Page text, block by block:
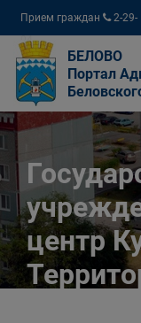
Прием граждан
2-29-
04
БЕЛОВО
Портал
центр